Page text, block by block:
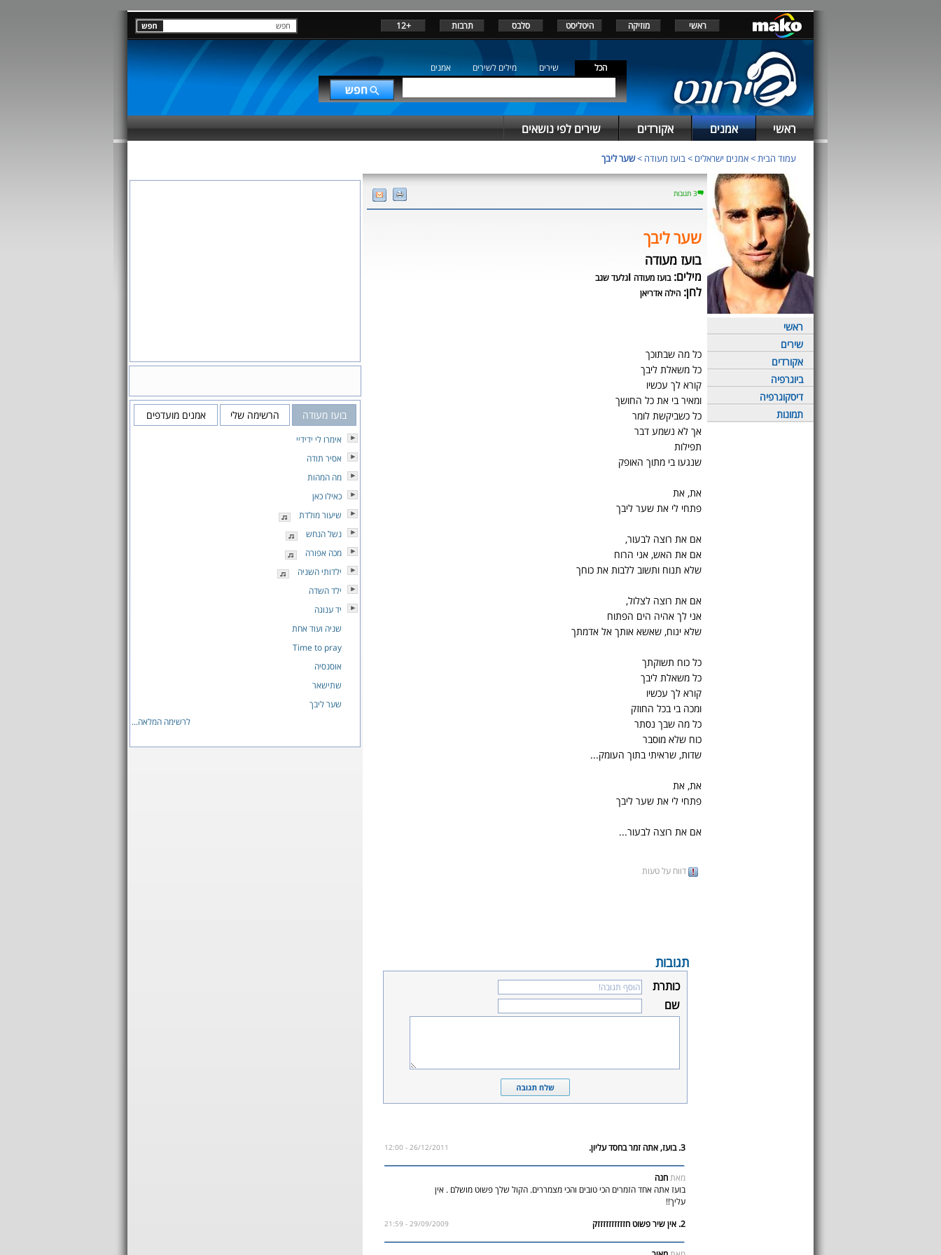
ראשי מוזיקה היטליסט סלבס תרבות +12
הכל שירים מילים לשירים אמנים
ראשי אמנים אקורדים שירים לפי נושאים
עמוד הבית>אמנים ישראלים >בועז מעודה >שער ליבך
ראשי
שירים
אקורדים
ביוגרפיה
דיסקוגרפיה
תמונות
3 תגובות
שער ליבך
בועז מעודה
מילים:בועז מעודה וגלעד שגב
לחן: הילה אדריאן
כל מה שבתוכך
כל משאלת ליבך
קורא לך עכשיו
ומאיר בי את כל החושך
כל כשביקשת לומר
אך לא נשמע דבר
תפילות
שנגעו בי מתוך האופק
את, את
פתחי לי את שער ליבך
אם את רוצה לבעור,
אם את האש, אני הרוח
שלא תנוח ותשוב ללבות את כוחך
אם את רוצה לצלול,
אני לך אהיה הים הפתוח
שלא ינוח, שאשא אותך אל אדמתך
כל כוח תשוקתך
כל משאלת ליבך
קורא לך עכשיו
ומכה בי בכל החוזק
כל מה שבך נסתר
כוח שלא מוסבר
שדות, שראיתי בתוך העומק...
את, את
פתחי לי את שער ליבך
אם את רוצה לבעור...
דווח על טעות
תגובות
כותרת
שם
3. בועז, אתה זמר בחסד עליון. 26/12/2011 - 12:00
מאתחנה
בועז אתה אחד הזמרים הכי טובים והכי מצמררים. הקול שלך פשוט מושלם . אין
עליך!!
2. אין שיר פשוט חזזזזזזזזזזק
29/09/2009 - 21:59
בועז מעודה הרשימה שלי אמנים מועדפים
אימרו לי ידידיי
אסיר תודה
מה המהות
כאילו כאן
שיעור מולדת
נשל הנחש
מכה אפורה
ילדותי השניה
ילד השדה
יד ענוגה
שניה ועוד אחת
Time to pray
אוסנסיה
שתישאר
שער ליבך
לרשימה המלאה...